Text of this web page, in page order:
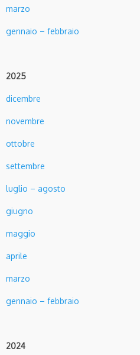
marzo
gennaio – febbraio
2025
dicembre
novembre
ottobre
settembre
luglio – agosto
giugno
maggio
aprile
marzo
gennaio – febbraio
2024